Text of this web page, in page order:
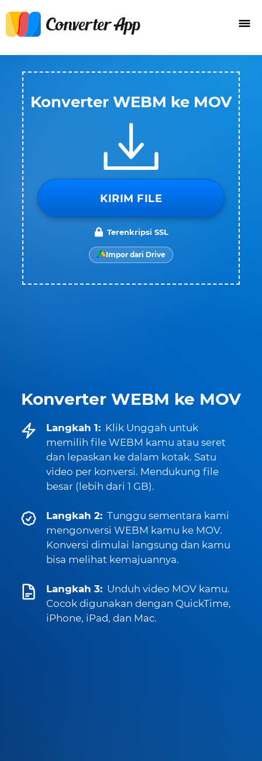
Konverter WEBM ke MOV
Langkah 1: Klik Unggah untuk
memilih file WEBM kamu atau seret
dan lepaskan ke dalam kotak. Satu
video per konversi. Mendukung file
besar (lebih dari 1 GB).
Langkah 2: Tunggu sementara kami
mengonversi WEBM kamu ke MOV.
Konversi dimulai langsung dan kamu
bisa melihat kemajuannya.
Langkah 3: Unduh video MOV kamu.
Cocok digunakan dengan QuickTime,
iPhone, iPad, dan Mac.
Konverter WEBM ke MOV
KIRIM FILE
Terenkripsi SSL
Impor dari Drive